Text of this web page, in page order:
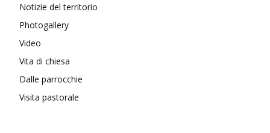
Notizie del territorio
Photogallery
Video
Vita di chiesa
Dalle parrocchie
Visita pastorale